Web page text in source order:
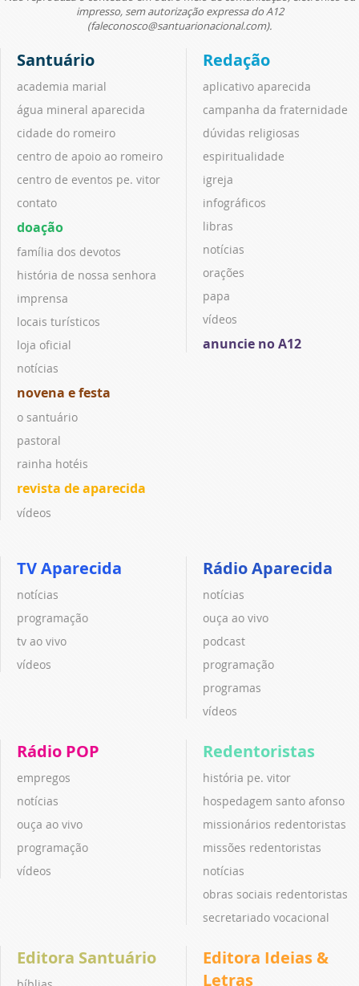
impresso, sem autorização expressa do A12
(faleconosco@santuarionacional.com).
Santuário
academia marial
água mineral aparecida
cidade do romeiro
centro de apoio ao romeiro
centro de eventos pe. vitor
contato
doação
família dos devotos
história de nossa senhora
imprensa
locais turísticos
loja oficial
notícias
novena e festa
o santuário
pastoral
rainha hotéis
revista de aparecida
vídeos
Redação
aplicativo aparecida
campanha da fraternidade
dúvidas religiosas
espiritualidade
igreja
infográficos
libras
notícias
orações
papa
vídeos
anuncie no A12
TV Aparecida
notícias
programação
tv ao vivo
vídeos
Rádio Aparecida
notícias
ouça ao vivo
podcast
programação
programas
vídeos
Rádio POP
empregos
notícias
ouça ao vivo
programação
vídeos
Redentoristas
história pe. vitor
hospedagem santo afonso
missionários redentoristas
missões redentoristas
notícias
obras sociais redentoristas
secretariado vocacional
Editora Santuário
Editora Ideias &
Letras